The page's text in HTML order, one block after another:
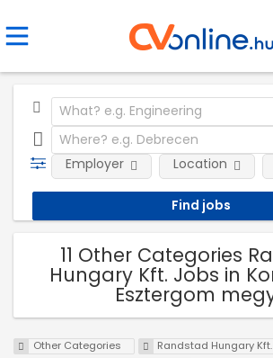
Employer Location
11 Other Categories
Hungary Kft. Jobs in
Esztergom
Other Categories
Randstad Hungary Kft.